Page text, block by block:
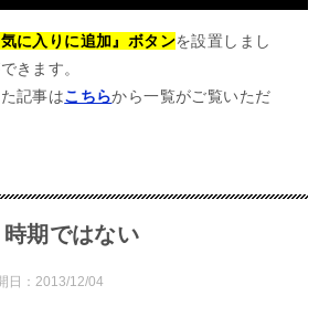
気に入りに追加』ボタンを設置しまし
きます。
記事はこちらから一覧がご覧いただ
期ではない
日： 2013/12/04